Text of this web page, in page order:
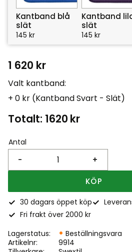
Kantband blå
slät
145 kr
Kantband
slät
145 kr
1 620 kr
Valt kantband:
+ 0 kr (Kantband Svart - Slät)
Totalt: 1620 kr
Antal
+
-
KÖP
30 dagars öppet köp
Fri frakt över 2000 kr
Lagerstatus
Beställningsvara
Artikelnr
9914